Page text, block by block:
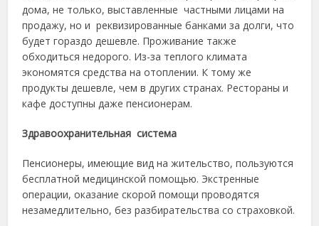
дома, не только, выставленные частными лицами на
продажу, но и реквизированные банками за долги, что
будет гораздо дешевле. Проживание также
обходиться недорого. Из-за теплого климата
экономятся средства на отоплении. К тому же
продукты дешевле, чем в других странах. Рестораны и
кафе доступны даже пенсионерам.
Здравоохранительная система
Пенсионеры, имеющие вид на жительство, пользуются
бесплатной медицинской помощью. Экстренные
операции, оказание скорой помощи проводятся
незамедлительно, без разбирательства со страховкой.